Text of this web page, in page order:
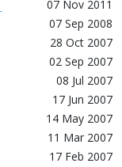
07 Nov 2011
07 Sep 2008
28 Oct 2007
02 Sep 2007
08 Jul 2007
17 Jun 2007
14 May 2007
11 Mar 2007
17 Feb 2007